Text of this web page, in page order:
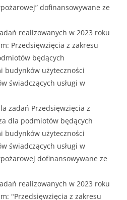
dofinansowywane ze
realizowanych w 2023 roku
Przedsięwzięcia z zakresu
będących
budynków użyteczności
świadczących usługi w
zadań Przedsięwzięcia z
dla podmiotów będących
budynków użyteczności
świadczących usługi w
dofinansowywane ze
realizowanych w 2023 roku
"Przedsięwzięcia z zakresu